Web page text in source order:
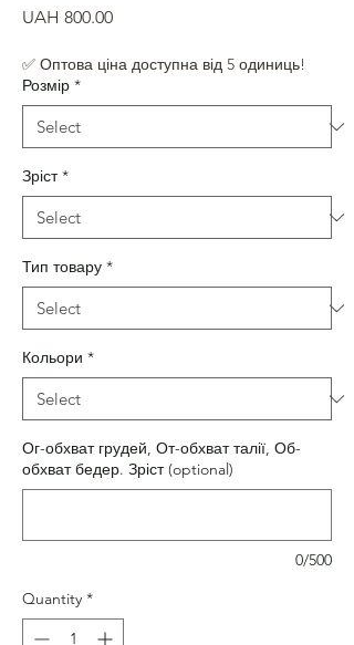
UAH 800.00Price
✅ Оптова ціна доступна від 5 одиниць!
Розмір *
Зріст *
Тип товару *
Кольори *
Ог-обхват грудей, От-обхват талії, Об-
обхват бедер. Зріст (optional)
0/500
Quantity *